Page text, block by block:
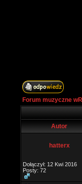
Forum muzyczne
Autor
hatterx
Dołączył: 12 Kwi 2016
Posty: 72